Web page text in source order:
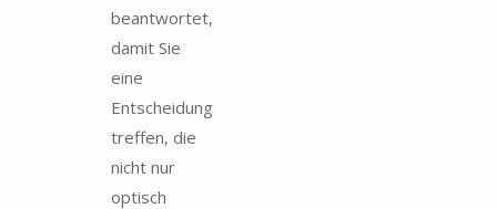
beantwortet,
damit Sie
eine
Entscheidung
treffen, die
nicht nur
optisch